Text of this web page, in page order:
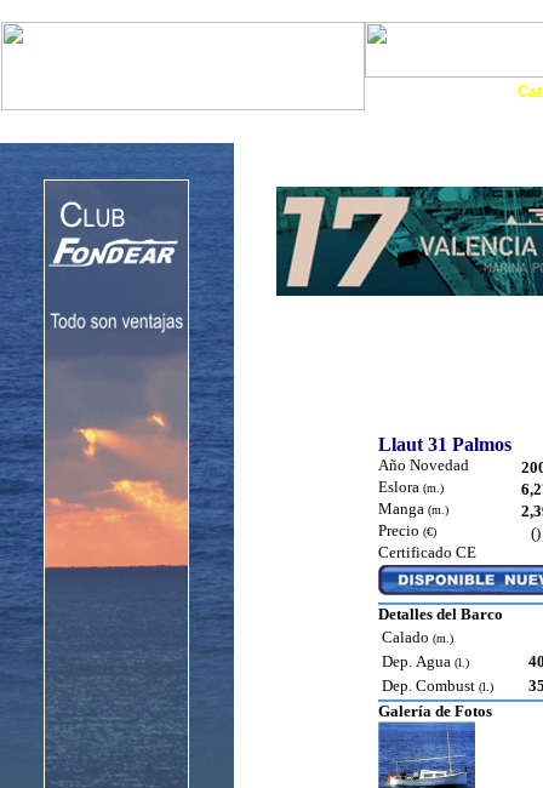
Llaut 31 Palmos
Año Novedad
Eslora (m.)
Manga (m.)
Precio (€)
()
Certificado CE
Detalles del Barco
Calado (m.)
Dep. Agua (l.)
Dep. Combust (l.)
Galería de Fotos